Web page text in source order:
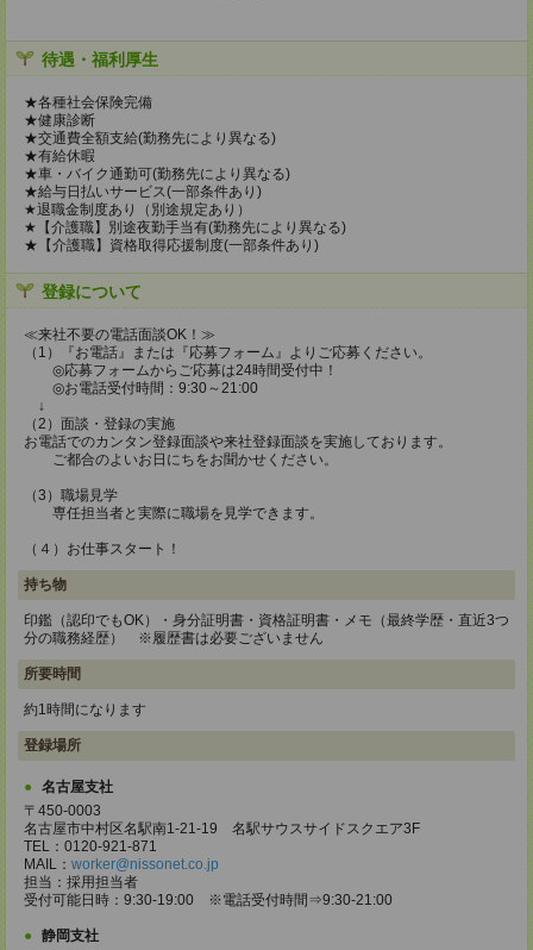
待遇・福利厚生
★各種社会保険完備
★健康診断
★交通費全額支給(勤務先により異なる)
★有給休暇
★車・バイク通勤可(勤務先により異なる)
★給与日払いサービス(一部条件あり)
★退職金制度あり（別途規定あり）
★【介護職】別途夜勤手当有(勤務先により異なる)
★【介護職】資格取得応援制度(一部条件あり)
登録について
≪来社不要の電話面談OK！≫
（1）『お電話』または『応募フォーム』よりご応募ください。
◎応募フォームからご応募は24時間受付中！
◎お電話受付時間：9:30～21:00
↓
（2）面談・登録の実施
お電話でのカンタン登録面談や来社登録面談を実施しております。
ご都合のよいお日にちをお聞かせください。
（3）職場見学
専任担当者と実際に職場を見学できます。
（４）お仕事スタート！
持ち物
印鑑（認印でもOK）・身分証明書・資格証明書・メモ（最終学歴・直近3つ
分の職務経歴） ※履歴書は必要ございません
所要時間
約1時間になります
登録場所
名古屋支社
〒450-0003
名古屋市中村区名駅南1-21-19 名駅サウスサイドスクエア3F
TEL：0120-921-871
MAIL： worker@nissonet.co.jp
担当：採用担当者
受付可能日時：9:30-19:00 ※電話受付時間⇒9:30-21:00
静岡支社